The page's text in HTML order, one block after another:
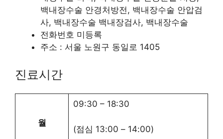
백내장수술 안경처방전, 백내장수술 안압검
사, 백내장수술 백내장검사, 백내장수술
전화번호 미등록
주소 : 서울 노원구 동일로 1405
진료시간
월
09:30 – 18:30
(점심 13:00 – 14:00)